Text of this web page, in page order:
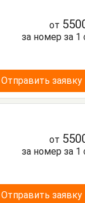
от
за номер за 1
Отправить заявку
от
за номер за 1
Отправить заявку